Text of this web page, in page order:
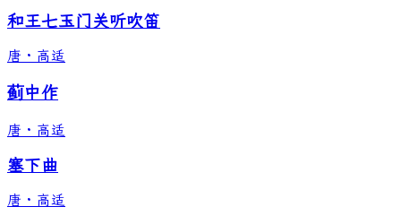
和王七玉门关听吹笛
唐 · 高适
蓟中作
唐 · 高适
塞下曲
唐 · 高适